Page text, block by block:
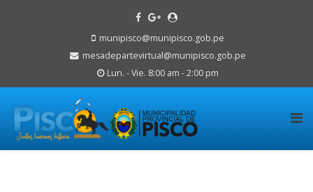
munipisco@munipisco.gob.pe
mesadepartevirtual@munipisco.gob.pe
Lun. - Vie. 8:00 am - 2:00 pm